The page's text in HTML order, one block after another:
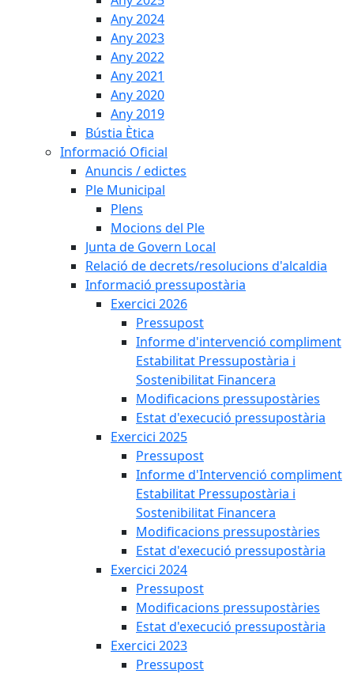
Any 2024
Any 2023
Any 2022
Any 2021
Any 2020
Any 2019
Bústia Ètica
Informació Oficial
Anuncis / edictes
Ple Municipal
Plens
Mocions del Ple
Junta de Govern Local
Relació de decrets/resolucions d'alcaldia
Informació pressupostària
Exercici 2026
Pressupost
Informe d'intervenció compliment
Estabilitat Pressupostària i
Sostenibilitat Financera
Modificacions pressupostàries
Estat d'execució pressupostària
Exercici 2025
Pressupost
Informe d'Intervenció compliment
Estabilitat Pressupostària i
Sostenibilitat Financera
Modificacions pressupostàries
Estat d'execució pressupostària
Exercici 2024
Pressupost
Modificacions pressupostàries
Estat d'execució pressupostària
Exercici 2023
Pressupost